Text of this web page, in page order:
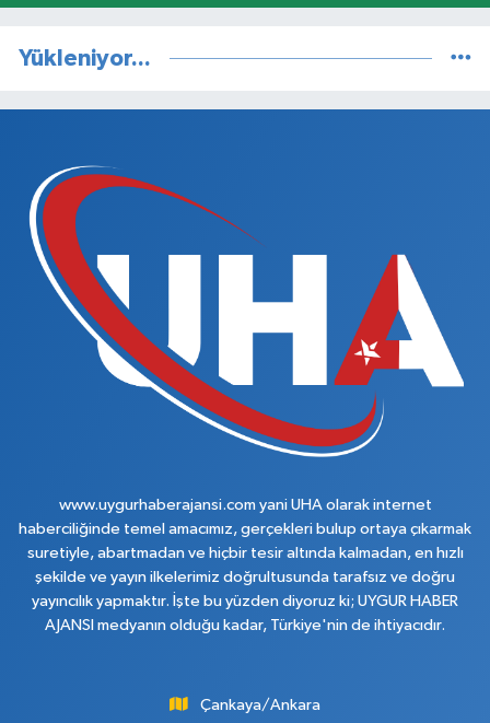
Yükleniyor...
www.uygurhaberajansi.com yani UHA olarak internet
haberciliğinde temel amacımız, gerçekleri bulup ortaya çıkarmak
suretiyle, abartmadan ve hiçbir tesir altında kalmadan, en hızlı
şekilde ve yayın ilkelerimiz doğrultusunda tarafsız ve doğru
yayıncılık yapmaktır. İşte bu yüzden diyoruz ki; UYGUR HABER
AJANSI medyanın olduğu kadar, Türkiye'nin de ihtiyacıdır.
Çankaya/Ankara